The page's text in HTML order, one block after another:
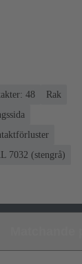
48
Rak
7032 (stengrå)